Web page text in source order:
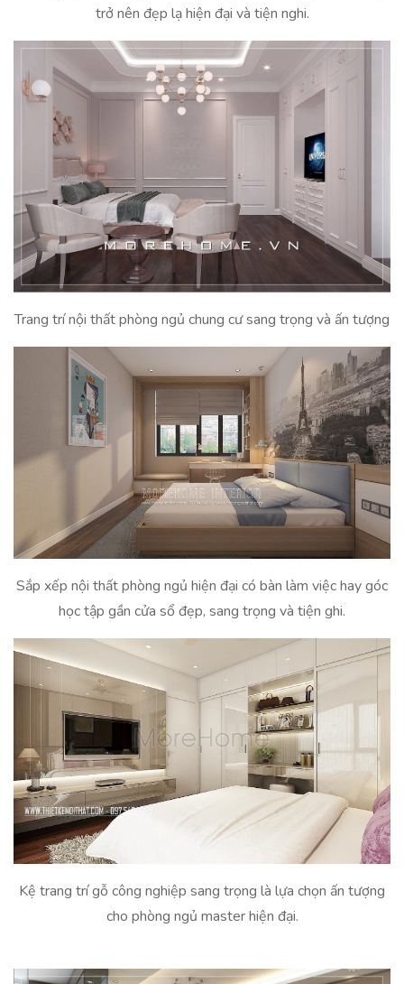
trở nên đẹp lạ hiện đại và tiện nghi.
Trang trí nội thất phòng ngủ chung cư sang trọng và ấn tượng
Sắp xếp nội thất phòng ngủ hiện đại có bàn làm việc hay góc
học tập gần cửa sổ đẹp, sang trọng và tiện ghi.
Kệ trang trí gỗ công nghiệp sang trọng là lựa chọn ấn tượng
cho phòng ngủ master hiện đại.